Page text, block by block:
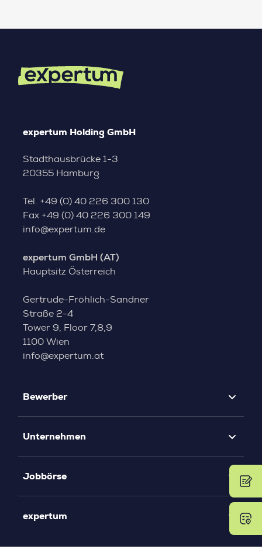
expertum Holding GmbH
Stadthausbrücke 1-3
20355 Hamburg
Tel. +49 (0) 40 226 300 130
Fax +49 (0) 40 226 300 149
info@expertum.de
expertum GmbH (AT)
Hauptsitz Österreich
Gertrude-Fröhlich-Sandner
Straße 2-4
Tower 9, Floor 7,8,9
1100 Wien
info@expertum.at
Bewerber
Unternehmen
Jobbörse
expertum